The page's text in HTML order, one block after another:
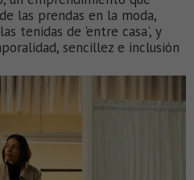
las prendas en la moda,
tenidas de 'entre casa', y
sencillez e inclusión